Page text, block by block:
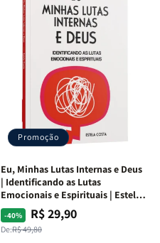
Promoção
Eu, Minhas Lutas Internas e Deus
| Identificando as Lutas
Emocionais e Espirituais | Estela
Costa
-40%
Preço
normal
De:R$ 49,80
Preço
promocional
R$ 29,90